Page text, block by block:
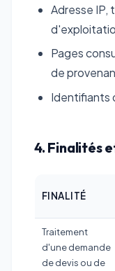
Adresse IP,
Pages
de
Identifiants
4. Finalités
FINALITÉ
Traitement
d'une demande
de devis ou de